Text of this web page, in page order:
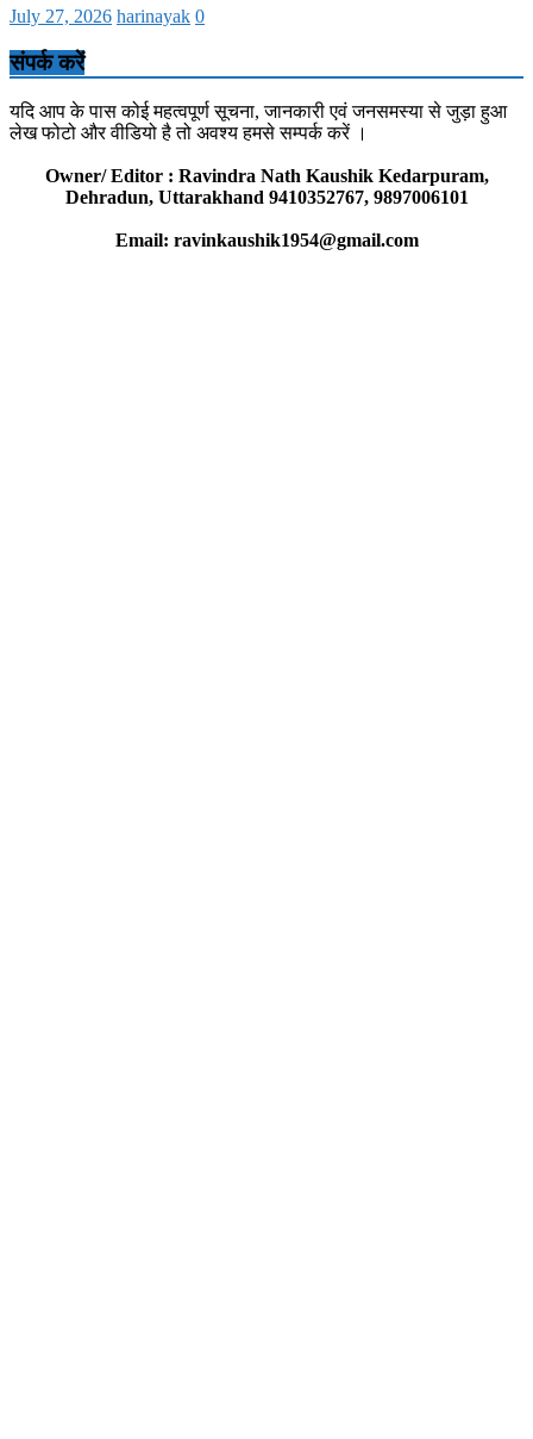
July 27, 2026 harinayak 0
संपर्क करें
यदि आप के पास कोई महत्वपूर्ण सूचना, जानकारी एवं जनसमस्या से जुड़ा हुआ
लेख फोटो और वीडियो है तो अवश्य हमसे सम्पर्क करें ।
Owner/ Editor : Ravindra Nath Kaushik Kedarpuram,
Dehradun, Uttarakhand 9410352767, 9897006101
Email: ravinkaushik1954@gmail.com